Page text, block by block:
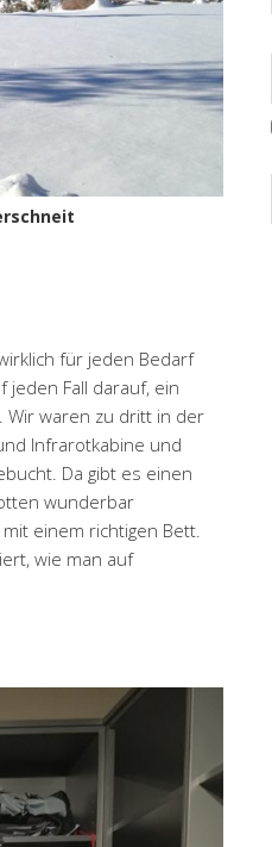
für jeden Bedarf
jeden Fall darauf, ein
Wir waren zu dritt in der
Infrarotkabine und
Da gibt es einen
wunderbar
einem richtigen Bett.
wie man auf